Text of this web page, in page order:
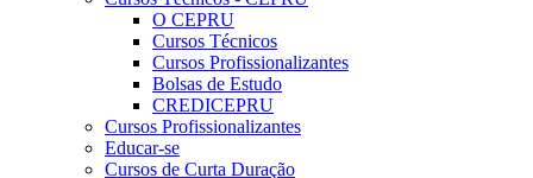
O CEPRU
Cursos Técnicos
Cursos Profissionalizantes
Bolsas de Estudo
CREDICEPRU
Cursos Profissionalizantes
Educar-se
Cursos de Curta Duração